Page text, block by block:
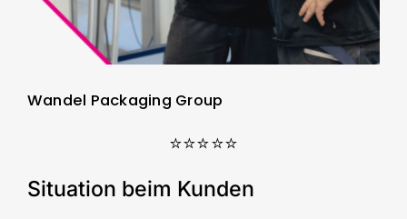
Wandel Packaging Group
⭐⭐⭐⭐⭐
Situation beim Kunden